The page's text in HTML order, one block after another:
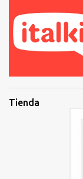
Tienda